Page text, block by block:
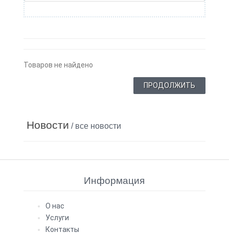
Товаров не найдено
ПРОДОЛЖИТЬ
Новости / все новости
Информация
О нас
Услуги
Контакты